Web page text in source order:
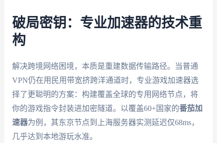
破局密钥：专业加速器的技术重
构
解决跨境网络困境，本质是重建数据传输路径。当普通
VPN仍在用民用带宽挤跨洋通道时，专业游戏加速器选
择了更聪明的方案：构建覆盖全球的专用网络节点，将
你的游戏指令封装进加密隧道。以覆盖60+国家的番茄加
速器为例，其东京节点到上海服务器实测延迟仅68ms，
几乎达到本地游玩水准。